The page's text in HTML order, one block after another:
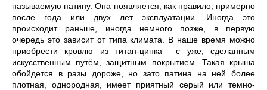
называемую патину. Она появляется, как правило, примерно
после года или двух лет эксплуатации. Иногда это
происходит раньше, иногда немного позже, в первую
очередь это зависит от типа климата. В наше время можно
приобрести кровлю из титан-цинка с уже, сделанным
искусственным путём, защитным покрытием. Такая крыша
обойдется в разы дороже, но зато патина на ней более
плотная, однородная, имеет приятный серый или темно-